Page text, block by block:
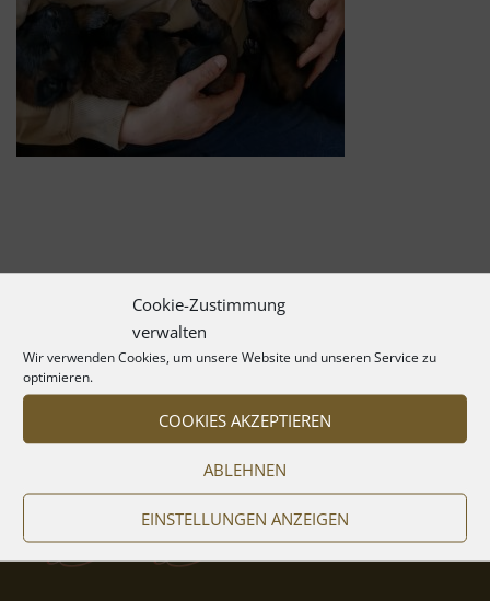
Cookie-Zustimmung
verwalten
Wir verwenden Cookies, um unsere Website und unseren Service zu
optimieren.
COOKIES AKZEPTIEREN
ABLEHNEN
EINSTELLUNGEN ANZEIGEN